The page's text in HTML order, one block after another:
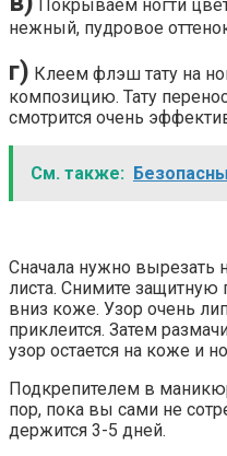
Покрываем ногти
нежный, пудровое
г) Клеем флэш тату на
композицию. Тату
смотрится очень
См. также:
Сначала нужно
листа. Снимите
вниз коже. Узор очень
приклеится. Затем
узор остается на коже и
Подкрепителем в
пор, пока вы сами не
держится 3-5 дней.